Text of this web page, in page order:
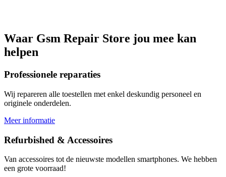
Waar Gsm Repair Store jou mee kan
helpen
Professionele reparaties
Wij repareren alle toestellen met enkel deskundig personeel en
originele onderdelen.
Meer informatie
Refurbished & Accessoires
Van accessoires tot de nieuwste modellen smartphones. We hebben
een grote voorraad!